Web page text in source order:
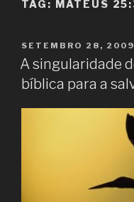
TAG: MATEUS
PUBLICADO
EM
SETEMBRO 28, 2009
A singularidade
bíblica para a